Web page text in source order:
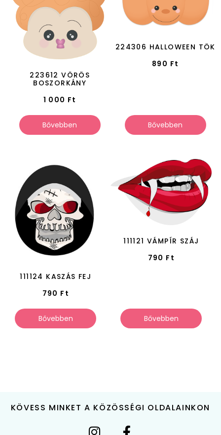
223612 VÖRÖS
BOSZORKÁNY
1 000 Ft
Bővebben
224306 HALLOWEEN TÖK
890 Ft
Bővebben
111124 KASZÁS FEJ
790 Ft
Bővebben
111121 VÁMPÍR SZÁJ
790 Ft
Bővebben
KÖVESS MINKET A KÖZÖSSÉGI OLDALAINKON